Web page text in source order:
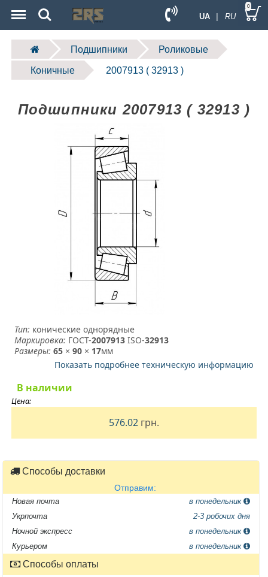
UA | RU
Search 0
Подшипники Роликовые
Коничные 2007913 ( 32913 )
Подшипники 2007913 ( 32913 )
Тип: конические однорядные
Маркировка: ГОСТ-2007913 ­ ISO-32913
Размеры: 65 ×90 × 17мм
Показать подробнее техническую информацию
В наличии
Цена:
576.02 грн.
Способы доставки
Отправим:
Новая почта
в понедельник
Укрпочта
2-3 робочих дня
Ночной экспресс
в понедельник
Курьером
в понедельник
Способы оплаты